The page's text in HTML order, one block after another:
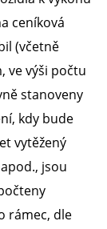
ceníková
(včetně
ve výši počtu
stanoveny
kdy bude
vytěžený
jsou
rámec, dle